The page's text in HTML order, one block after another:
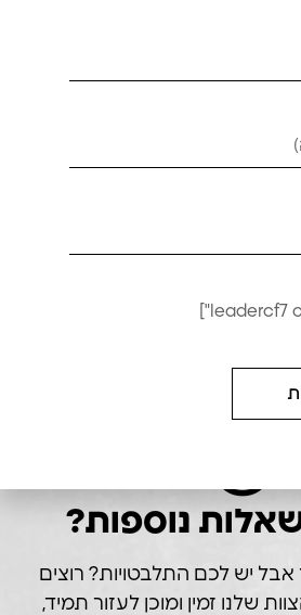
רכיבה מחורץ
נוספות?
יש לכם התלבטויות? רוצים
שלנו זמין ומוכן לעזור תמיד,